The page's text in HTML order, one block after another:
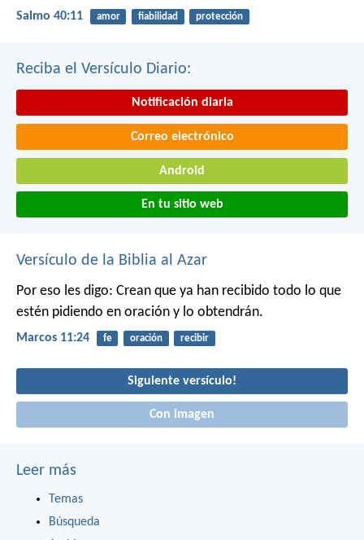
Salmo 40:11 amor fiabilidad protección
Reciba el Versículo Diario:
Notificación diaria
Correo electrónico
Android
En tu sitio web
Versículo de la Biblia al Azar
Por eso les digo: Crean que ya han recibido todo lo que
estén pidiendo en oración y lo obtendrán.
Marcos 11:24 fe oración recibir
Siguiente versículo!
Con imagen
Leer más
Temas
Búsqueda